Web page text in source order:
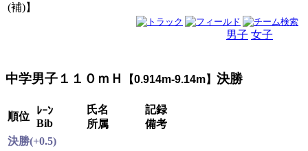
(補)】
男子 女子
中学男子１１０ｍＨ 【0.914m-9.14m】 決勝
順位
ﾚｰﾝ
Bib
氏名
所属
記録
備考
決勝(+0.5)